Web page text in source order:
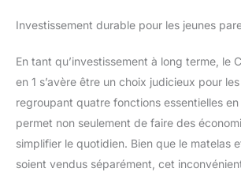
Investissement durable pour les jeunes
En tant qu’investissement à long terme, le
en 1 s’avère être un choix judicieux pour
regroupant quatre fonctions essentielles
permet non seulement de faire des
simplifier le quotidien. Bien que le matelas
soient vendus séparément, cet